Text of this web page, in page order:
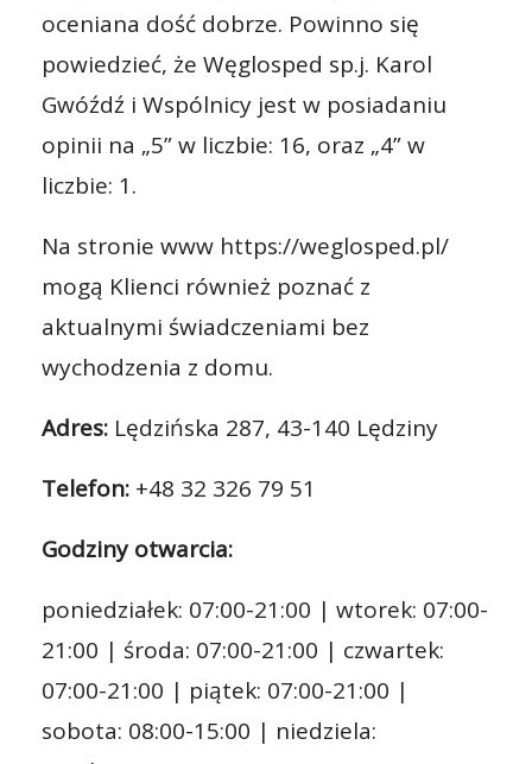
oceniana dość dobrze. Powinno się
powiedzieć, że Węglosped sp.j. Karol
Gwóźdź i Wspólnicy jest w posiadaniu
opinii na „5” w liczbie: 16, oraz „4” w
liczbie: 1.
Na stronie www https://weglosped.pl/
mogą Klienci również poznać z
aktualnymi świadczeniami bez
wychodzenia z domu.
Adres: Lędzińska 287, 43-140 Lędziny
Telefon: +48 32 326 79 51
Godziny otwarcia:
poniedziałek: 07:00-21:00 | wtorek: 07:00-
21:00 | środa: 07:00-21:00 | czwartek:
07:00-21:00 | piątek: 07:00-21:00 |
sobota: 08:00-15:00 | niedziela: